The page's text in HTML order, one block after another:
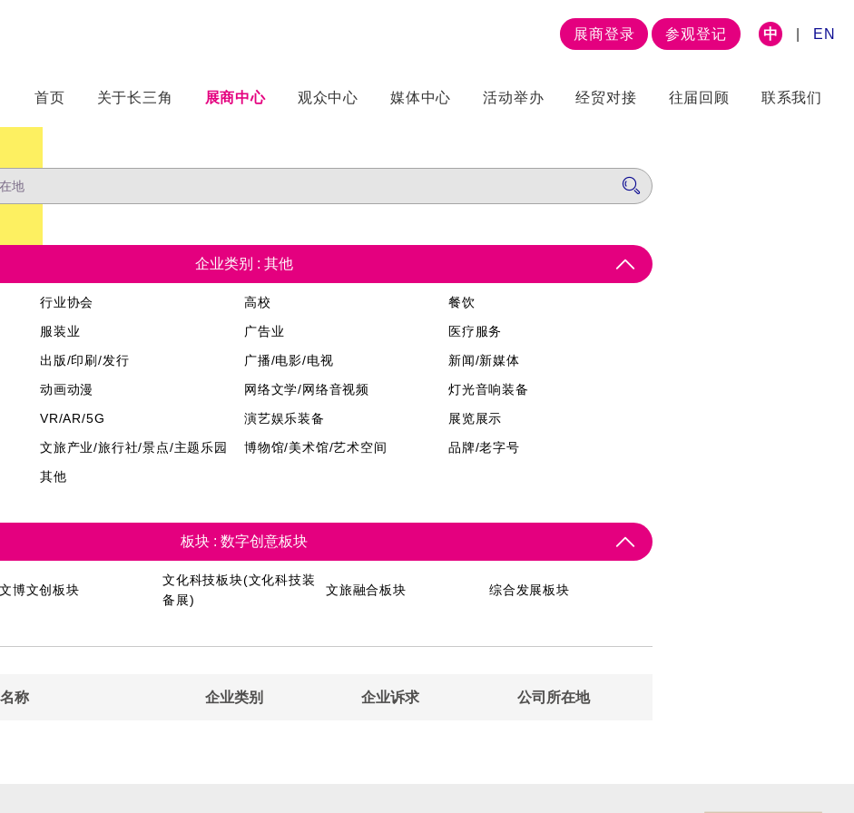
展商登录 参观登记 中 EN
首页 关于长三角 展商中心 观众中心 媒体中心 活动举办 经贸对接 往届回顾 联系我们
企业类别 : 其他
行业协会 高校
餐饮
服装业 广告业
医疗服务
出版/印刷/发行 广播/电影/电视
新闻/新媒体
动画动漫 网络文学/网络音视频
灯光音响装备
VR/AR/5G 演艺娱乐装备
展览展示
文旅产业/旅行社/景点/主题乐园 博物馆/美术馆/艺术空间
品牌/老字号
其他
板块 : 数字创意板块
文博文创板块
文化科技板块(文化科技装
备展)
文旅融合板块 综合发展板块
称 企业类别 企业诉求 公司所在地